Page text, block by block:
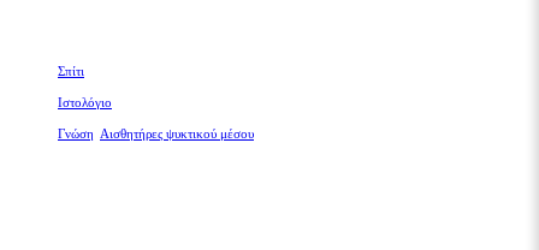
Σπίτι
Ιστολόγιο
Γνώση Αισθητήρες ψυκτικού μέσου